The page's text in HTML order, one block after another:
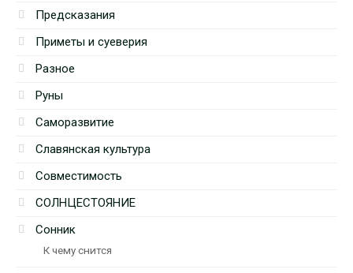
Предсказания
Приметы и суеверия
Разное
Руны
Саморазвитие
Славянская культура
Совместимость
СОЛНЦЕСТОЯНИЕ
Сонник
К чему снится